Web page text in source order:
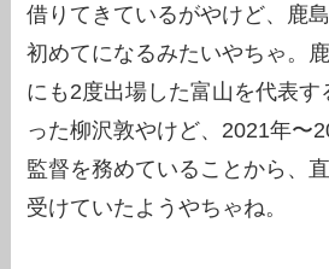
借りてきているがやけど、鹿
初めてになるみたいやちゃ。
にも2度出場した富山を代表す
った柳沢敦やけど、2021年〜
監督を務めていることから、
受けていたようやちゃね。